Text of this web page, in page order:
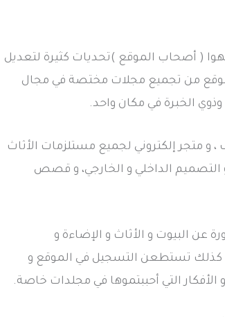
( أصحاب الموقع )تحديات كثيرة لتعديل
من تجميع مجلات مختصة في مجال
الخبرة في مكان واحد.
متجر إلكتروني لجميع مستلزمات الأثاث
التصميم الداخلي و الخارجي، و قصص
أكثر من 17 مليون صورة عن البيوت و الأثاث و الإضاءة و
كذلك تستطعن التسجيل في الموقع و
الأفكار التي أحببتموها في مجلدات خاصة.